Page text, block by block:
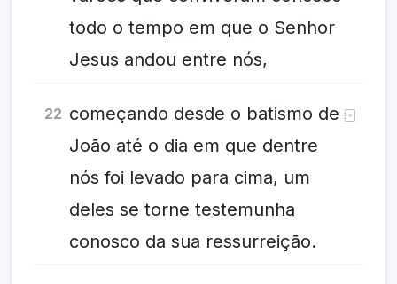
todo o tempo em que o Senhor
Jesus andou entre nós,
22 começando desde o batismo de
João até o dia em que dentre
nós foi levado para cima, um
deles se torne testemunha
conosco da sua ressurreição.